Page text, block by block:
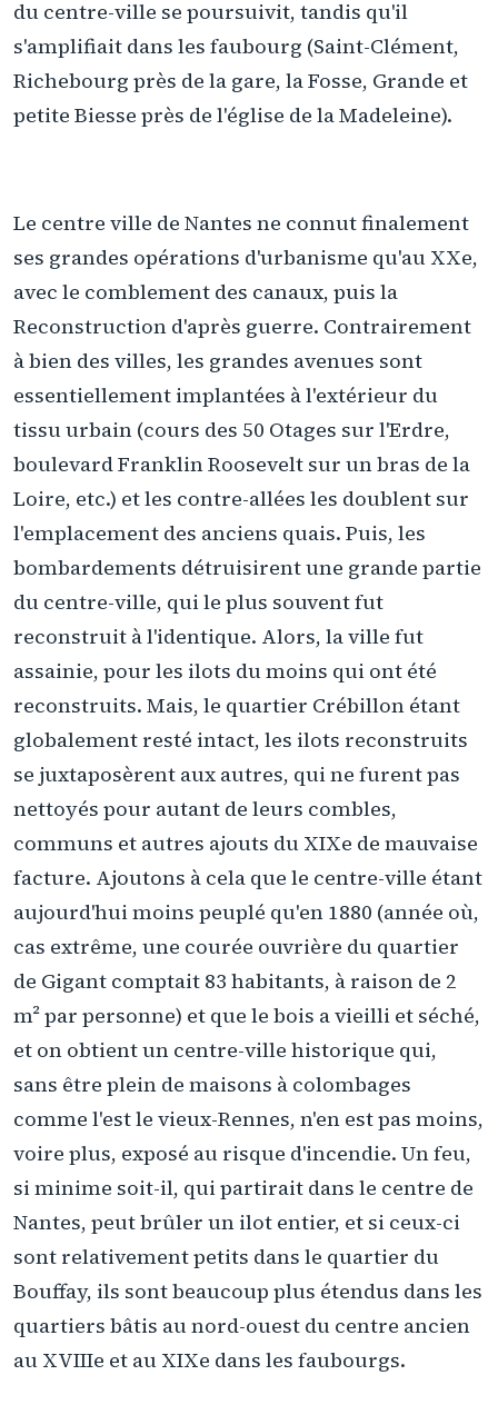
du centre-ville se poursuivit, tandis qu'il
s'amplifiait dans les faubourg (Saint-Clément,
Richebourg près de la gare, la Fosse, Grande et
petite Biesse près de l'église de la Madeleine).
Le centre ville de Nantes ne connut finalement
ses grandes opérations d'urbanisme qu'au XXe,
avec le comblement des canaux, puis la
Reconstruction d'après guerre. Contrairement
à bien des villes, les grandes avenues sont
essentiellement implantées à l'extérieur du
tissu urbain (cours des 50 Otages sur l'Erdre,
boulevard Franklin Roosevelt sur un bras de la
Loire, etc.) et les contre-allées les doublent sur
l'emplacement des anciens quais. Puis, les
bombardements détruisirent une grande partie
du centre-ville, qui le plus souvent fut
reconstruit à l'identique. Alors, la ville fut
assainie, pour les ilots du moins qui ont été
reconstruits. Mais, le quartier Crébillon étant
globalement resté intact, les ilots reconstruits
se juxtaposèrent aux autres, qui ne furent pas
nettoyés pour autant de leurs combles,
communs et autres ajouts du XIXe de mauvaise
facture. Ajoutons à cela que le centre-ville étant
aujourd'hui moins peuplé qu'en 1880 (année où,
cas extrême, une courée ouvrière du quartier
de Gigant comptait 83 habitants, à raison de 2
m² par personne) et que le bois a vieilli et séché,
et on obtient un centre-ville historique qui,
sans être plein de maisons à colombages
comme l'est le vieux-Rennes, n'en est pas moins,
voire plus, exposé au risque d'incendie. Un feu,
si minime soit-il, qui partirait dans le centre de
Nantes, peut brûler un ilot entier, et si ceux-ci
sont relativement petits dans le quartier du
Bouffay, ils sont beaucoup plus étendus dans les
quartiers bâtis au nord-ouest du centre ancien
au XVIIIe et au XIXe dans les faubourgs.